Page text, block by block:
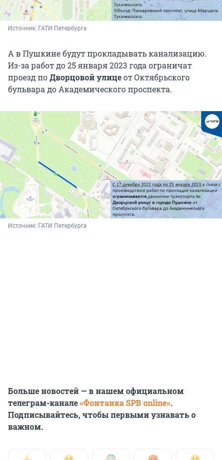
Источник: ГАТИ Петербурга
А в Пушкине будут прокладывать канализацию.
Из-за работ до 25 января 2023 года ограничат
проезд поДворцовой улицеот Октябрьского
бульвара до Академического проспекта.
Источник: ГАТИ Петербурга
Больше новостей — в нашем официальном
телеграм-канале«Фонтанка SPB online».
Подписывайтесь, чтобы первыми узнавать о
важном.